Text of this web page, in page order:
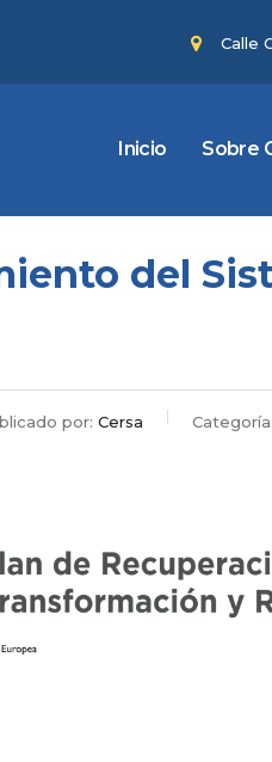
Calle
Inicio Sobre
del
por: Cersa Categoría: